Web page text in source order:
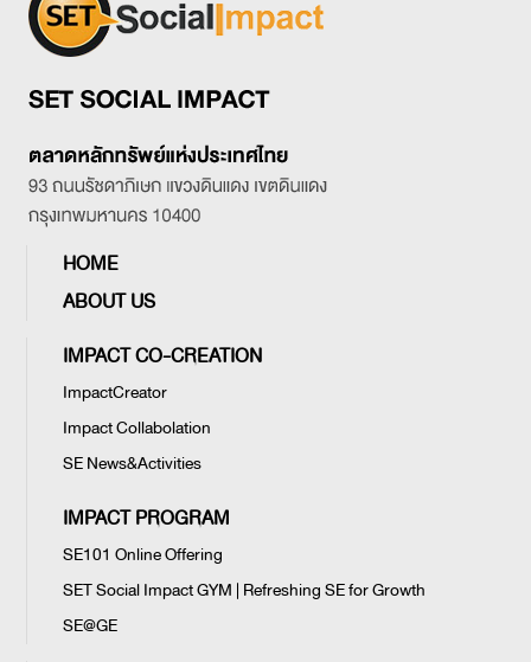
HOME
ABOUT US
IMPACT CO-CREATION
ImpactCreator
Impact Collabolation
SE News&Activities
IMPACT PROGRAM
SE101 Online Offering
SET Social Impact GYM | Refreshing SE for Growth
SE@GE